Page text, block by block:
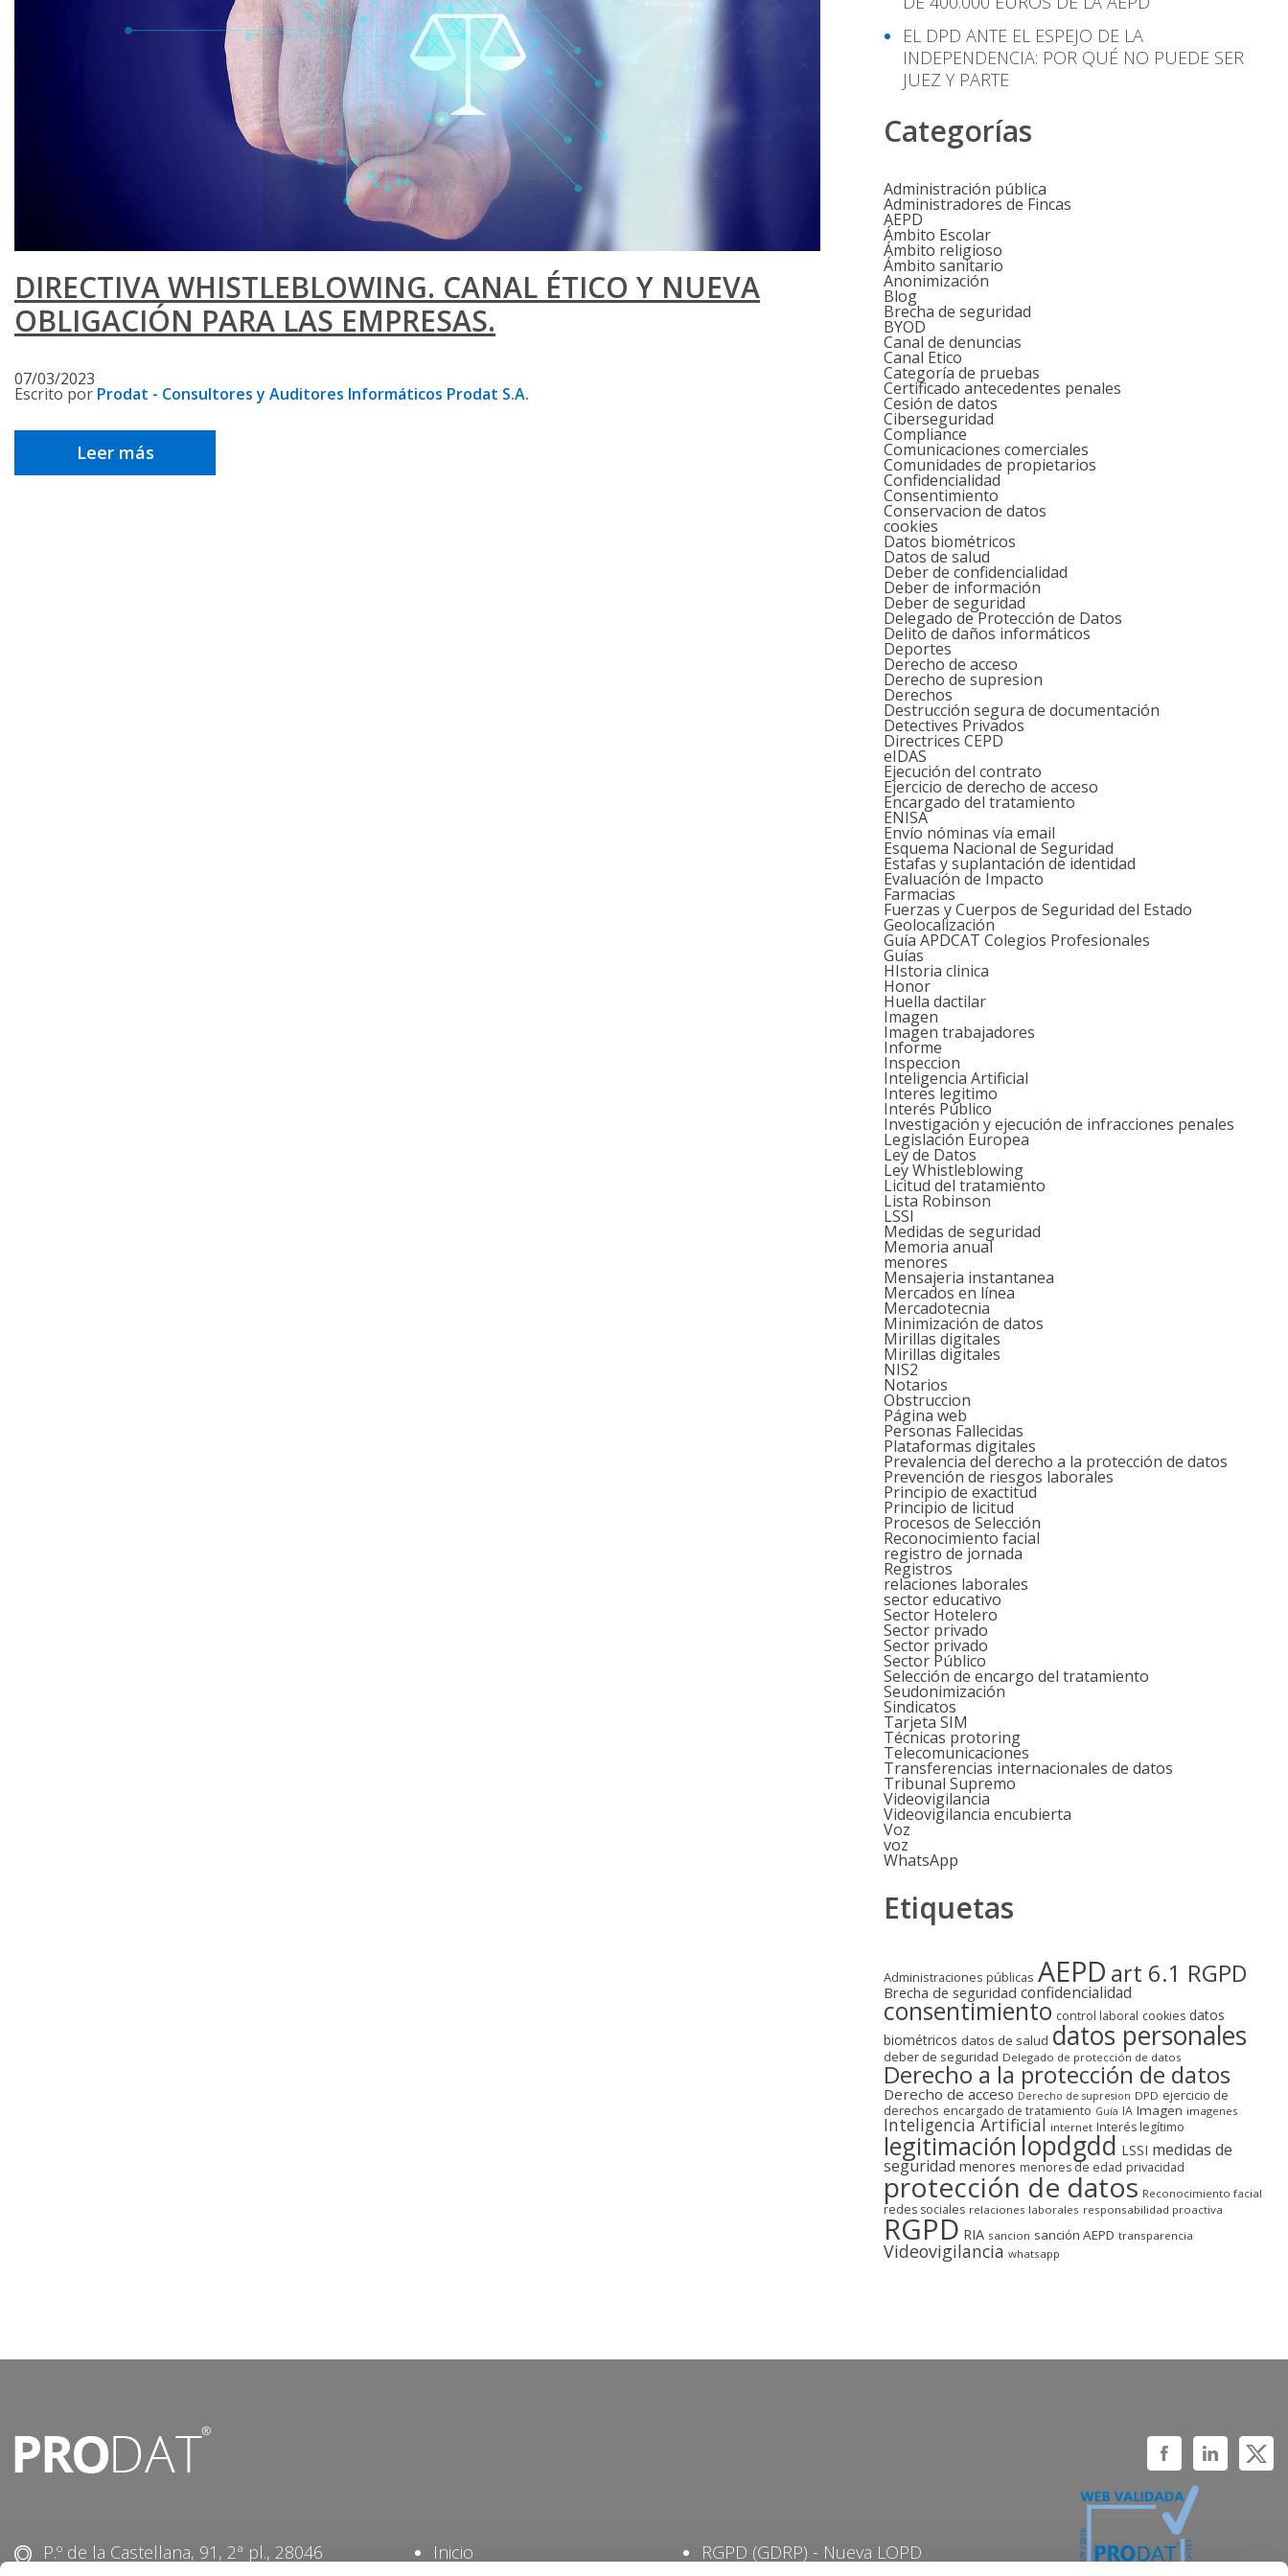
DIRECTIVA WHISTLEBLOWING. CANAL ÉTICO Y NUEVA
OBLIGACIÓN PARA LAS EMPRESAS.
07/03/2023
Escrito por Prodat - Consultores y Auditores Informáticos Prodat S.A.
Leer más
EL DPD ANTE EL ESPEJO DE LA
INDEPENDENCIA: POR QUÉ NO PUEDE SER
JUEZ Y PARTE
Categorías
Administración pública
Administradores de Fincas
AEPD
Ámbito Escolar
Ámbito religioso
Ámbito sanitario
Anonimización
Blog
Brecha de seguridad
BYOD
Canal de denuncias
Canal Etico
Categoría de pruebas
Certificado antecedentes penales
Cesión de datos
Ciberseguridad
Compliance
Comunicaciones comerciales
Comunidades de propietarios
Confidencialidad
Consentimiento
Conservacion de datos
cookies
Datos biométricos
Datos de salud
Deber de confidencialidad
Deber de información
Deber de seguridad
Delegado de Protección de Datos
Delito de daños informáticos
Deportes
Derecho de acceso
Derecho de supresion
Derechos
Destrucción segura de documentación
Detectives Privados
Directrices CEPD
eIDAS
Ejecución del contrato
Ejercicio de derecho de acceso
Encargado del tratamiento
ENISA
Envío nóminas vía email
Esquema Nacional de Seguridad
Estafas y suplantación de identidad
Evaluación de Impacto
Farmacias
Fuerzas y Cuerpos de Seguridad del Estado
Geolocalización
Guía APDCAT Colegios Profesionales
Guías
HIstoria clinica
Honor
Huella dactilar
Imagen
Imagen trabajadores
Informe
Inspeccion
Inteligencia Artificial
Interes legitimo
Interés Público
Investigación y ejecución de infracciones penales
Legislación Europea
Ley de Datos
Ley Whistleblowing
Licitud del tratamiento
Lista Robinson
LSSI
Medidas de seguridad
Memoria anual
menores
Mensajeria instantanea
Mercados en línea
Mercadotecnia
Minimización de datos
Mirillas digitales
Mirillas digitales
NIS2
Notarios
Obstruccion
Página web
Personas Fallecidas
Plataformas digitales
Prevalencia del derecho a la protección de datos
Prevención de riesgos laborales
Principio de exactitud
Principio de licitud
Procesos de Selección
Reconocimiento facial
registro de jornada
Registros
relaciones laborales
sector educativo
Sector Hotelero
Sector privado
Sector privado
Sector Público
Selección de encargo del tratamiento
Seudonimización
Sindicatos
Tarjeta SIM
Técnicas protoring
Telecomunicaciones
Transferencias internacionales de datos
Tribunal Supremo
Videovigilancia
Videovigilancia encubierta
Voz
voz
WhatsApp
Etiquetas
Administraciones públicas AEPD art 6.1 RGPD
Brecha de seguridad confidencialidad
consentimiento control laboral cookies datos
biométricos datos de salud datos personales
deber de seguridad Delegado de protección de datos
Derecho a la protección de datos
Derecho de acceso Derecho de supresion DPD ejercicio de
derechos encargado de tratamiento Guía IA Imagen imagenes
Inteligencia Artificial internet Interés legítimo
legitimación lopdgdd LSSI medidas de
seguridad menores menores de edad privacidad
protección de datos Reconocimiento facial
redes sociales relaciones laborales responsabilidad proactiva
RGPD RIA sancion sanción AEPD transparencia
Videovigilancia whatsapp
P.º de la Castellana, 91, 2ª pl., 28046
Inicio
RGPD (GDRP) - Nueva LOPD